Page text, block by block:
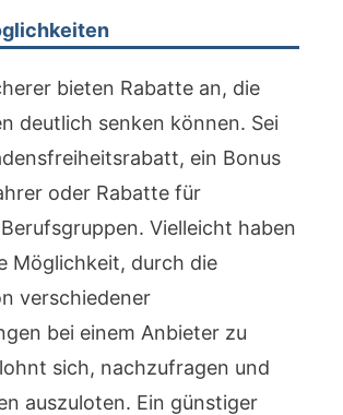
bieten Rabatte an, die
deutlich senken können. Sei
ein Bonus
oder Rabatte für
Vielleicht haben
Möglichkeit, durch die
verschiedener
bei einem Anbieter zu
sich, nachzufragen und
auszuloten. Ein günstiger